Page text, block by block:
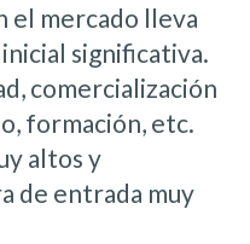
el mercado lleva
significativa.
comercialización
formación, etc.
altos y
de entrada muy